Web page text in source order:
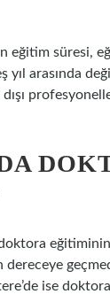
eğitim süresi,
yıl arasında
dereceye
ise